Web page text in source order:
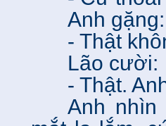
Anh gặng:
- Thật
Lão cười:
- Thật.
Anh nhìn